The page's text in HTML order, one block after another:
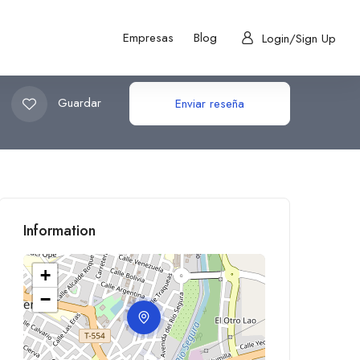
Empresas Blog Login/Sign Up
Guardar Enviar reseña
Information
+
−